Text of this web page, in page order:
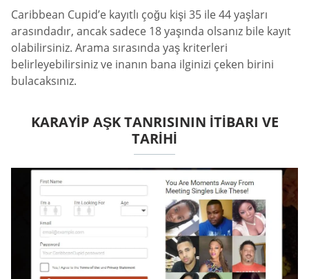
Caribbean Cupid’e kayıtlı çoğu kişi 35 ile 44 yaşları
arasındadır, ancak sadece 18 yaşında olsanız bile kayıt
olabilirsiniz. Arama sırasında yaş kriterleri
belirleyebilirsiniz ve inanın bana ilginizi çeken birini
bulacaksınız.
KARAYIP AŞK TANRISININ İTIBARI VE
TARIHI